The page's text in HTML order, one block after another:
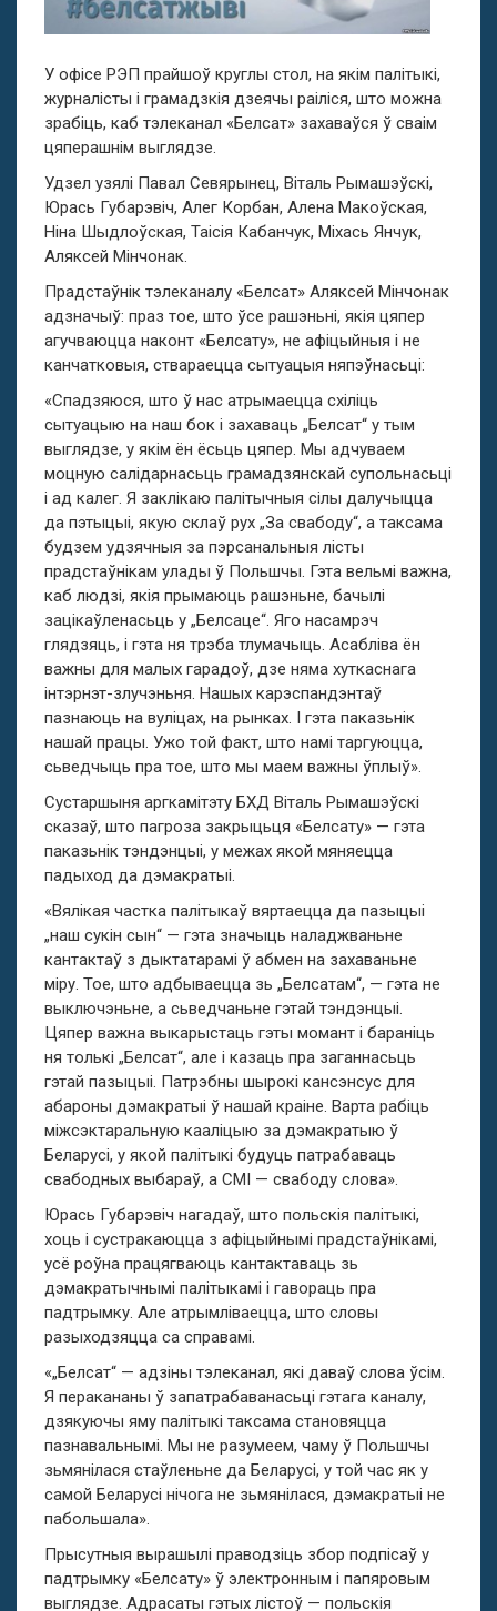
У офісе РЭП прайшоў круглы стол, на якім палітыкі,
журналісты і грамадзкія дзеячы раіліся, што можна
зрабіць, каб тэлеканал «Белсат» захаваўся ў сваім
цяперашнім выглядзе.
Удзел узялі Павал Севярынец, Віталь Рымашэўскі,
Юрась Губарэвіч, Алег Корбан, Алена Макоўская,
Ніна Шыдлоўская, Таісія Кабанчук, Міхась Янчук,
Аляксей Мінчонак.
Прадстаўнік тэлеканалу «Белсат» Аляксей Мінчонак
адзначыў: праз тое, што ўсе рашэньні, якія цяпер
агучваюцца наконт «Белсату», не афіцыйныя і не
канчатковыя, ствараецца сытуацыя няпэўнасьці:
«Спадзяюся, што ў нас атрымаецца схіліць
сытуацыю на наш бок і захаваць „Белсат“ у тым
выглядзе, у якім ён ёсьць цяпер. Мы адчуваем
моцную салідарнасьць грамадзянскай супольнасьці
і ад калег. Я заклікаю палітычныя сілы далучыцца
да пэтыцыі, якую склаў рух „За свабоду“, а таксама
будзем удзячныя за пэрсанальныя лісты
прадстаўнікам улады ў Польшчы. Гэта вельмі важна,
каб людзі, якія прымаюць рашэньне, бачылі
зацікаўленасьць у „Белсаце“. Яго насамрэч
глядзяць, і гэта ня трэба тлумачыць. Асабліва ён
важны для малых гарадоў, дзе няма хуткаснага
інтэрнэт-злучэньня. Нашых карэспандэнтаў
пазнаюць на вуліцах, на рынках. І гэта паказьнік
нашай працы. Ужо той факт, што намі таргуюцца,
сьведчыць пра тое, што мы маем важны ўплыў».
Сустаршыня аргкамітэту БХД Віталь Рымашэўскі
сказаў, што пагроза закрыцьця «Белсату» — гэта
паказьнік тэндэнцыі, у межах якой мяняецца
падыход да дэмакратыі.
«Вялікая частка палітыкаў вяртаецца да пазыцыі
„наш сукін сын“ — гэта значыць наладжваньне
кантактаў з дыктатарамі ў абмен на захаваньне
міру. Тое, што адбываецца зь „Белсатам“, — гэта не
выключэньне, а сьведчаньне гэтай тэндэнцыі.
Цяпер важна выкарыстаць гэты момант і бараніць
ня толькі „Белсат“, але і казаць пра заганнасьць
гэтай пазыцыі. Патрэбны шырокі кансэнсус для
абароны дэмакратыі ў нашай краіне. Варта рабіць
міжсэктаральную кааліцыю за дэмакратыю ў
Беларусі, у якой палітыкі будуць патрабаваць
свабодных выбараў, а СМІ — свабоду слова».
Юрась Губарэвіч нагадаў, што польскія палітыкі,
хоць і сустракаюцца з афіцыйнымі прадстаўнікамі,
усё роўна працягваюць кантактаваць зь
дэмакратычнымі палітыкамі і гавораць пра
падтрымку. Але атрымліваецца, што словы
разыходзяцца са справамі.
«„Белсат“ — адзіны тэлеканал, які даваў слова ўсім.
Я перакананы ў запатрабаванасьці гэтага каналу,
дзякуючы яму палітыкі таксама становяцца
пазнавальнымі. Мы не разумеем, чаму ў Польшчы
зьмянілася стаўленьне да Беларусі, у той час як у
самой Беларусі нічога не зьмянілася, дэмакратыі не
пабольшала».
Прысутныя вырашылі праводзіць збор подпісаў у
падтрымку «Белсату» ў электронным і папяровым
выглядзе. Адрасаты гэтых лістоў — польскія